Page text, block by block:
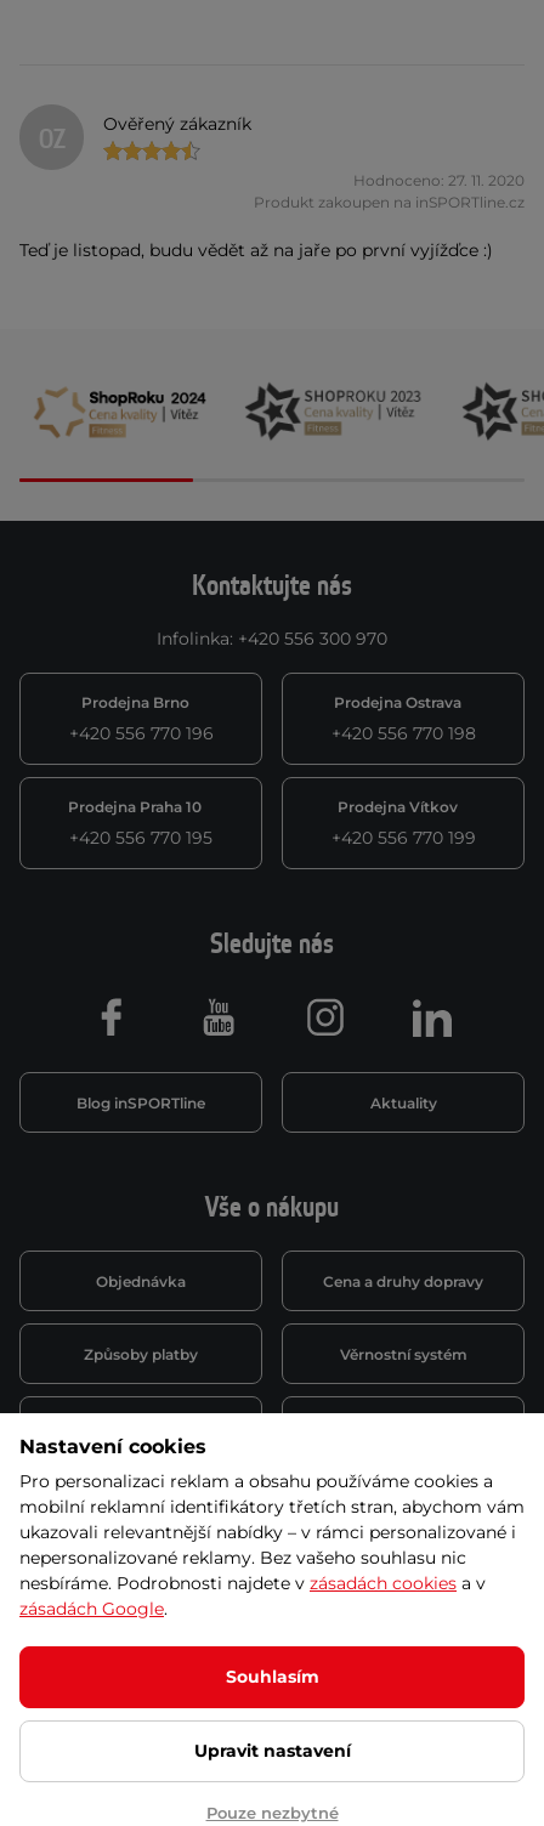
OZ Ověřený zákazník
Hodnoceno: 27. 11. 2020
Produkt zakoupen na inSPORTline.cz
Teď je listopad, budu vědět až na jaře po první vyjížďce :)
Kontaktujte nás
Infolinka: +420 556 300 970
Prodejna Brno
+420 556 770 196
Prodejna Ostrava
+420 556 770 198
Prodejna Praha 10
+420 556 770 195
Prodejna Vítkov
+420 556 770 199
Vše o nákupu
Objednávka Cena a druhy dopravy
Způsoby platby Věrnostní systém
Půjčovna
obchodní podmínky
Kariéra
Sledujte nás
Blog inSPORTline Aktuality
Facebook Youtube Instagram LinkedIn
© 2026 SEVEN SPORT s.r.o Všechna práva vyhrazena
Podle zákona o evidenci tržeb je prodávající povinen vystavit
kupujícímu účtenku.
Zároveň je povinen zaevidovat přijatou tržbu u správce daně online; v
případě technického výpadku pak nejpozději do 48 hodin.
Ochrana osobních údajů Nastavení cookies Vnitřní oznamovací
systém Prohlášení přístupnosti
Nastavení cookies
Pro personalizaci reklam a obsahu používáme cookies a
mobilní reklamní identifikátory třetích stran, abychom vám
ukazovali relevantnější nabídky – v rámci personalizované i
nepersonalizované reklamy. Bez vašeho souhlasu nic
nesbíráme. Podrobnosti najdete v zásadách cookies a v
zásadách Google.
Souhlasím
Upravit nastavení
Pouze nezbytné